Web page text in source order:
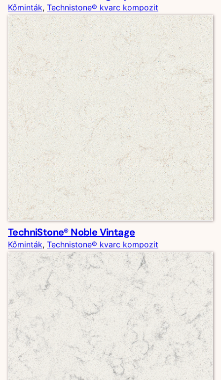
Kőminták, Technistone® kvarc kompozit
TechniStone® Noble Vintage
Kőminták, Technistone® kvarc kompozit